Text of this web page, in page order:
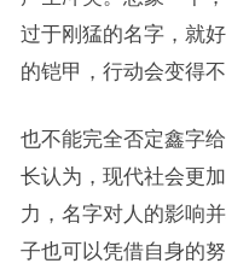
过于刚猛的名字，就
的铠甲，行动会变得
也不能完全否定鑫字
长认为，现代社会更
力，名字对人的影响
子也可以凭借自身的